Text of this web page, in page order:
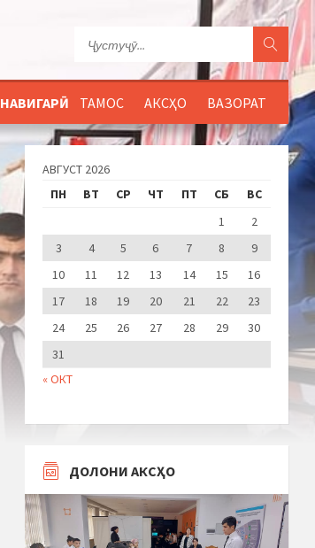
НАВИГАРӢ ТАМОС АКСҲО ВАЗОРАТ
АВГУСТ 2026
ПН
ВТ СР ЧТ ПТ СБ ВС
« ОКТ
1
2
3
4 5 6 7 8
9
10
11 12 13 14 15
16
17
18 19 20 21 22
23
24
25 26 27 28 29
30
31
ДОЛОНИ АКСҲО